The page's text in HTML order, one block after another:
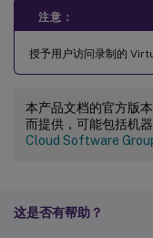
注意：
授予用户访问录制的
本产品文档的官方版
而提供，可能包括机
Cloud Software
这是否有帮助？